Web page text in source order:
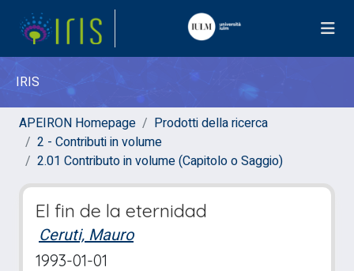
IRIS
APEIRON Homepage
Prodotti della ricerca
2 - Contributi in volume
2.01 Contributo in volume (Capitolo o Saggio)
El fin de la eternidad
Ceruti, Mauro
1993-01-01